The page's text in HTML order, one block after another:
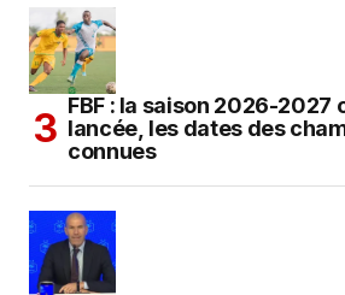
FBF : la saison 2026-
lancée, les dates des
connues